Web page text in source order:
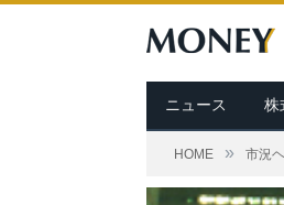
ニュース 株
HOME » 市況